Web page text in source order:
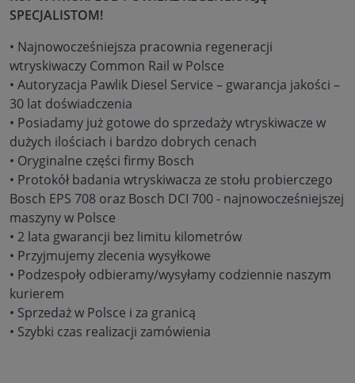
SPECJALISTOM!
• Najnowocześniejsza pracownia regeneracji
wtryskiwaczy Common Rail w Polsce
• Autoryzacja Pawlik Diesel Service – gwarancja jakości –
30 lat doświadczenia
• Posiadamy już gotowe do sprzedaży wtryskiwacze w
dużych ilościach i bardzo dobrych cenach
• Oryginalne części firmy Bosch
• Protokół badania wtryskiwacza ze stołu probierczego
Bosch EPS 708 oraz Bosch DCI 700 - najnowocześniejszej
maszyny w Polsce
• 2 lata gwarancji bez limitu kilometrów
• Przyjmujemy zlecenia wysyłkowe
• Podzespoły odbieramy/wysyłamy codziennie naszym
kurierem
• Sprzedaż w Polsce i za granicą
• Szybki czas realizacji zamówienia